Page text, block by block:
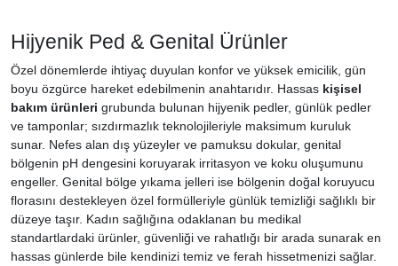
Hijyenik Ped & Genital Ürünler
Özel dönemlerde ihtiyaç duyulan konfor ve yüksek emicilik, gün
boyu özgürce hareket edebilmenin anahtarıdır. Hassas kişisel
bakım ürünleri grubunda bulunan hijyenik pedler, günlük pedler
ve tamponlar; sızdırmazlık teknolojileriyle maksimum kuruluk
sunar. Nefes alan dış yüzeyler ve pamuksu dokular, genital
bölgenin pH dengesini koruyarak irritasyon ve koku oluşumunu
engeller. Genital bölge yıkama jelleri ise bölgenin doğal koruyucu
florasını destekleyen özel formülleriyle günlük temizliği sağlıklı bir
düzeye taşır. Kadın sağlığına odaklanan bu medikal
standartlardaki ürünler, güvenliği ve rahatlığı bir arada sunarak en
hassas günlerde bile kendinizi temiz ve ferah hissetmenizi sağlar.